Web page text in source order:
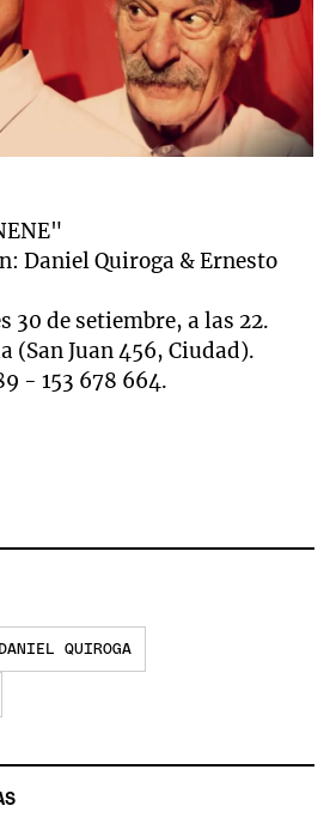
Daniel Quiroga & Ernesto
30 de setiembre, a las 22.
(San Juan 456, Ciudad).
- 153 678 664.
DANIEL QUIROGA